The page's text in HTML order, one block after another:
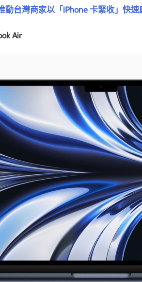
動台灣商家以「iPhone 卡緊收」快速
Air